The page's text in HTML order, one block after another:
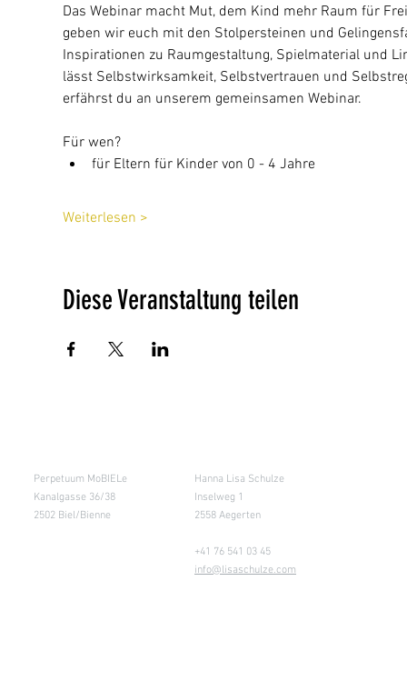
Das Webinar macht Mut, dem Kind mehr Raum für
geben wir euch mit den Stolpersteinen und
Inspirationen zu Raumgestaltung, Spielmaterial und
lässt Selbstwirksamkeit, Selbstvertrauen und
erfährst du an unserem gemeinsamen Webinar.
Für wen?
für Eltern für Kinder von 0 - 4 Jahre
Weiterlesen >
Diese Veranstaltung teilen
Perpetuum MoBIELe
Kanalgasse 36/38
2502 Biel/Bienne
Hanna Lisa Schulze
Inselweg 1
2558 Aegerten
+41 76 541 03 45
info@lisaschulze.com